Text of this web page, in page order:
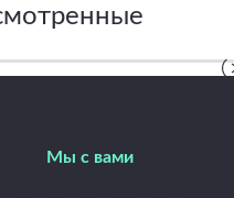
Мы с вами